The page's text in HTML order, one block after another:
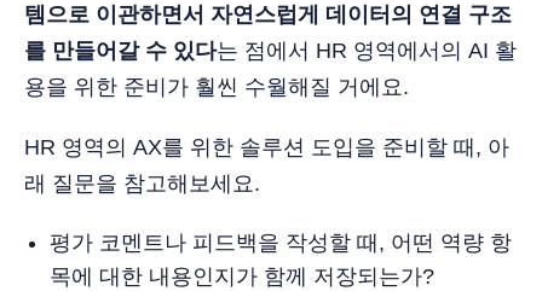
템으로 이관하면서 자연스럽게 데이터의 연결 구조
를 만들어갈 수 있다는 점에서 HR 영역에서의 AI 활
용을 위한 준비가 훨씬 수월해질 거에요.
HR 영역의 AX를 위한 솔루션 도입을 준비할 때, 아
래 질문을 참고해보세요.
평가 코멘트나 피드백을 작성할 때, 어떤 역량 항
목에 대한 내용인지가 함께 저장되는가?